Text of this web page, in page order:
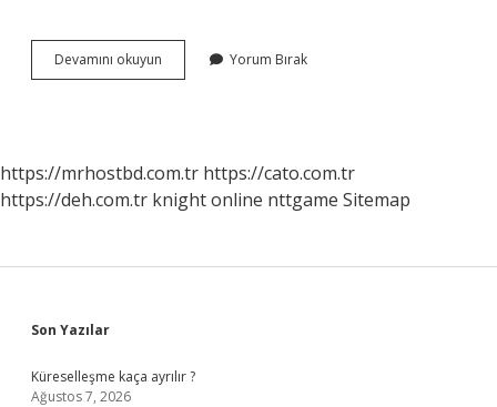
Devamını okuyun Mürşidsiz
Olmaz
Yorum Bırak
https://mrhostbd.com.tr https://cato.com.tr
https://deh.com.tr knight online nttgame Sitemap
Sidebar
Son Yazılar
Küreselleşme kaça ayrılır ?
Ağustos 7, 2026